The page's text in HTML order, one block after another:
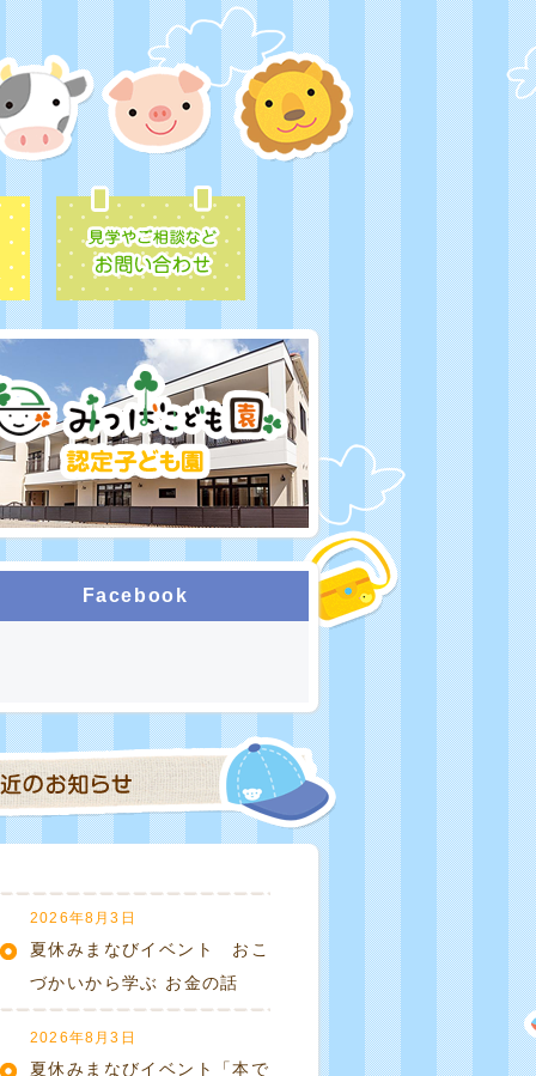
Facebook
2026年8月3日
夏休みまなびイベント おこ
づかいから学ぶ お金の話
2026年8月3日
夏休みまなびイベント「本で